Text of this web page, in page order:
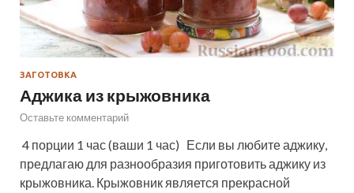
ЗАГОТОВКА
Аджика из крыжовника
Оставьте комментарий
4 порции 1 час (ваши 1 час) Если вы любите аджику,
предлагаю для разнообразия приготовить аджику из
крыжовника. Крыжовник является прекрасной